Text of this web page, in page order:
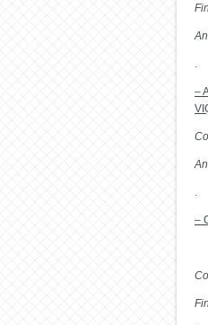
.
–
.
–